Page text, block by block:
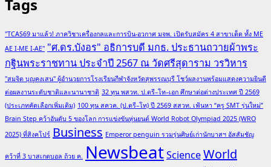
Tags
"TCAS69 มาแล้ว! ภาควิชาเครื่องกลและการบิน-อวกาศ มจพ. เปิดรับสมัคร 4 สาขาเด็ด ทั้ง ME
AE I-ME I-AE" "ศ.ดร.บังอร" อธิการบดี มกธ. ประธานถวายผ้าพระ
กฐินพระราชทาน ประจำปี 2567 ณ วัดศรีสุดาราม วรวิหาร
"สมจิต บุญคงเสน" ผู้อำนวยการโรงเรียนกีฬาจังหวัดสุพรรณบุรี โชว์ผลงานพร้อมแสดงความยินดี
ต่อผลงานระดับชาติและนานาชาติ 32 ทุน พสวท. ป.ตรี–โท–เอก ศึกษาต่อต่างประเทศ ปี 2569
(ประเภทคัดเลือกเพิ่มเติม) 100 ทุน สควค. (ป.ตรี–โท) ปี 2569 สสวท. เฟ้นหา “ครู SMT รุ่นใหม่”
Brain Step คว้าอันดับ 5 ของโลก การแข่งขันหุ่นยนต์ World Robot Olympiad 2025 (WRO
2025) ที่สิงคโปร์ Business Emperor penguin รวมรุ่นศิษย์เก่านักบาสฯ อัสสัมชัญ
คว้าที่ 3 บาสเกตบอล ถ้วย ค. NewsbeatScienceWorld